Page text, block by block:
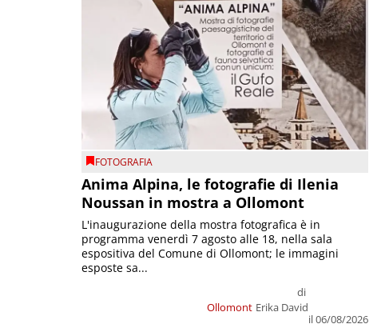
FOTOGRAFIA
Anima Alpina, le fotografie di Ilenia
Noussan in mostra a Ollomont
Ollomont
di
Erika David
il 06/08/2026
L'inaugurazione della mostra fotografica è in
programma venerdì 7 agosto alle 18, nella sala
espositiva del Comune di Ollomont; le immagini
esposte sa...